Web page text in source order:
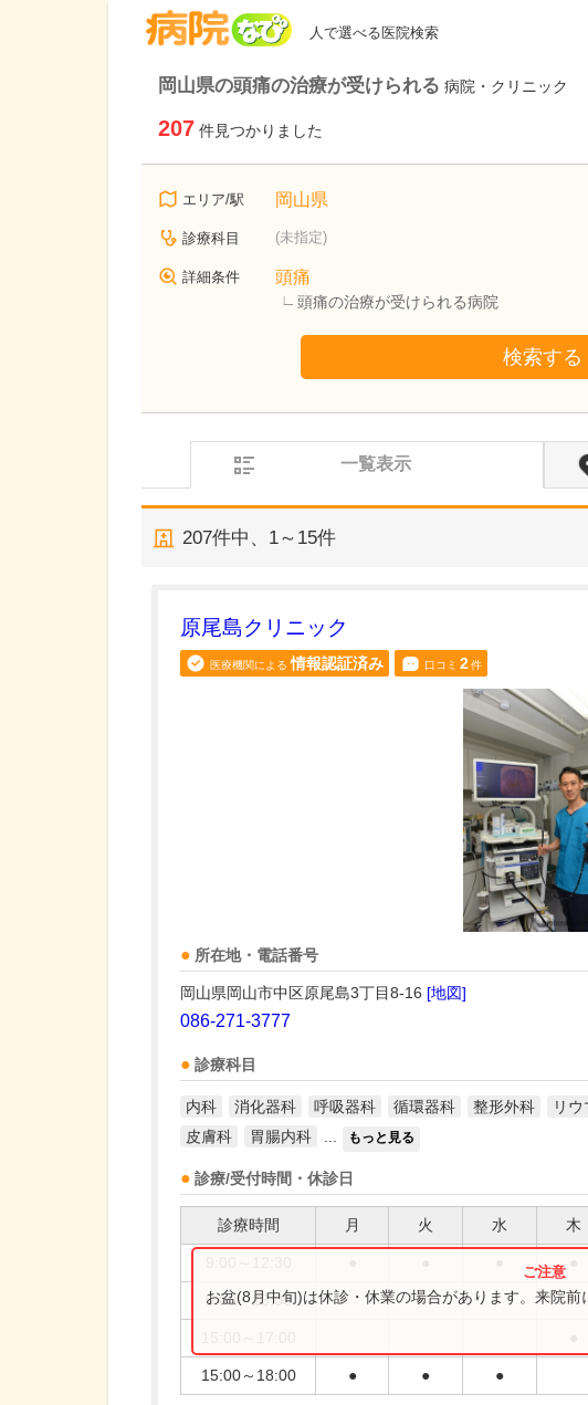
人で選べる医院検索
岡山県の頭痛の治療が受けられる 病院・クリニック
207 件見つかりました
エリア/駅 岡山県
診療科目 (未指定)
詳細条件 頭痛
頭痛の治療が受けられる病院
検索する
一覧表示
207件中、 1～15件
原尾島クリニック
医療機関による 情報認証済み 口コミ 2件
所在地・電話番号
岡山県岡山市中区原尾島3丁目8-16 [地図]
086-271-3777
診療科目
内科 消化器科 呼吸器科 循環器科 整形外科 リ
皮膚科
胃腸内科 もっと見る
診療/受付時間・休診日
診療時間 月 火 水 木
9:00～13:00
15:00～18:00 ● ● ●
お盆(8月中旬)は休診・休業の場合があります。来院前